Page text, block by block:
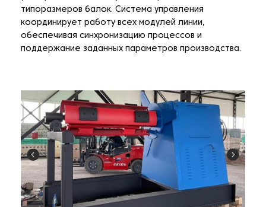
типоразмеров балок. Система управления
координирует работу всех модулей линии,
обеспечивая синхронизацию процессов и
поддержание заданных параметров производства.